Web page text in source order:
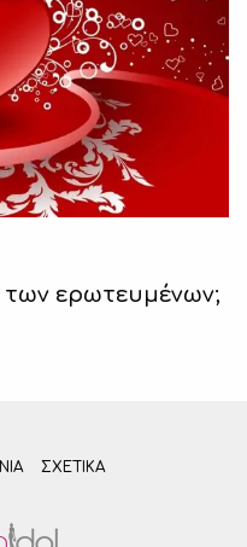
των ερωτευμένων;
ΣΧΕΤΙΚΆ